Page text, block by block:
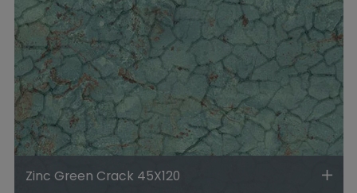
Zinc Green Crack 45X120